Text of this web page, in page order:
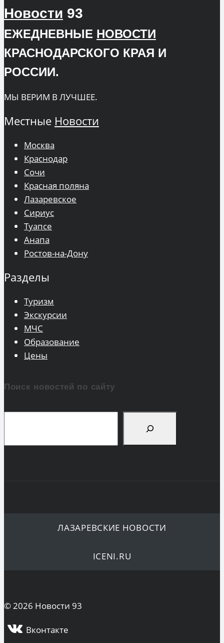
Новости 93
ЕЖЕДНЕВНЫЕ НОВОСТИ
КРАСНОДАРСКОГО КРАЯ И
РОССИИ.
МЫ ВЕРИМ В ЛУЧШЕЕ.
Местные Новости
Москва
Краснодар
Сочи
Красная поляна
Лазаревское
Сириус
Туапсе
Анапа
Ростов-на-Дону
Разделы
Туризм
Экскурсии
МЧС
Образование
Цены
Поиск новостей по сайту
ЛАЗАРЕВСКИЕ НОВОСТИ
ICENI.RU
© 2026 Новости 93
Вконтакте